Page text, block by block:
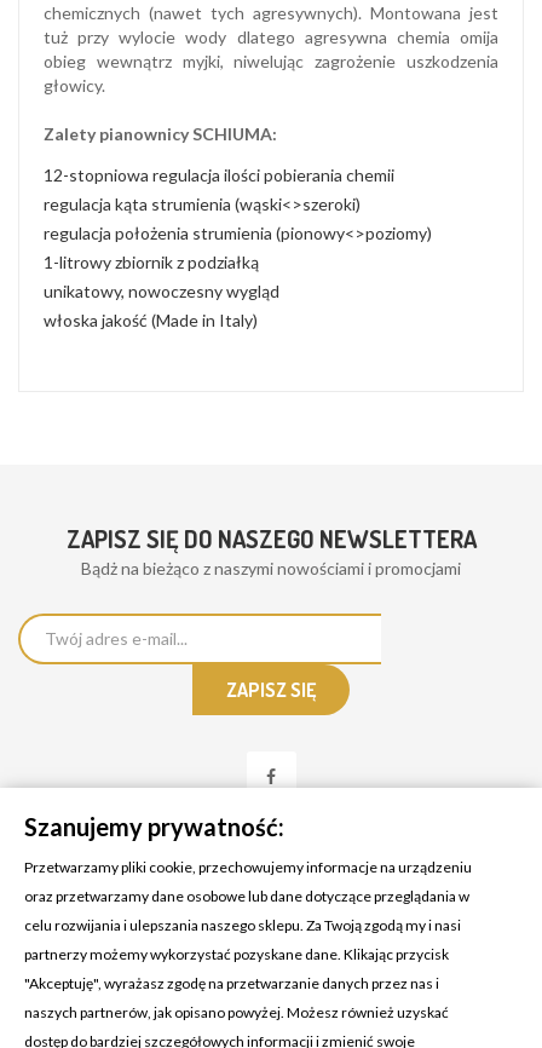
chemicznych (nawet tych agresywnych). Montowana jest
tuż przy wylocie wody dlatego agresywna chemia omija
obieg wewnątrz myjki, niwelując zagrożenie uszkodzenia
głowicy.
Zalety pianownicy SCHIUMA:
12-stopniowa regulacja ilości pobierania chemii
regulacja kąta strumienia (wąski<>szeroki)
regulacja położenia strumienia (pionowy<>poziomy)
1-litrowy zbiornik z podziałką
unikatowy, nowoczesny wygląd
włoska jakość (Made in Italy)
ZAPISZ SIĘ DO NASZEGO NEWSLETTERA
Bądż na bieżąco z naszymi nowościami i promocjami
KONTAKT Z NAMI
Adres:
Cosmetic4car
Budzisz 73A
39-200 Dębica
Szanujemy prywatność:
Przetwarzamy pliki cookie, przechowujemy informacje na urządzeniu
oraz przetwarzamy dane osobowe lub dane dotyczące przeglądania w
celu rozwijania i ulepszania naszego sklepu. Za Twoją zgodą my i nasi
partnerzy możemy wykorzystać pozyskane dane. Klikając przycisk
"Akceptuję", wyrażasz zgodę na przetwarzanie danych przez nas i
naszych partnerów, jak opisano powyżej. Możesz również uzyskać
dostęp do bardziej szczegółowych informacji i zmienić swoje